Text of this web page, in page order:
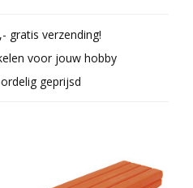
gratis verzending!
voor jouw hobby
geprijsd